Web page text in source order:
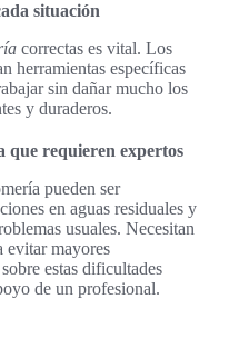
situación
correctas es vital. Los
herramientas específicas
sin dañar mucho los
y duraderos.
que requieren expertos
pueden ser
en aguas residuales y
usuales. Necesitan
evitar mayores
estas dificultades
de un profesional.